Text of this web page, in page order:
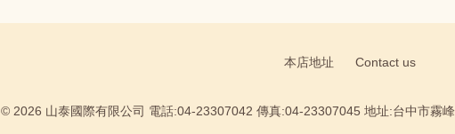
本店地址 Contact us
© 2026 山泰國際有限公司 電話:04-23307042 傳真:04-23307045 地址:台中市霧